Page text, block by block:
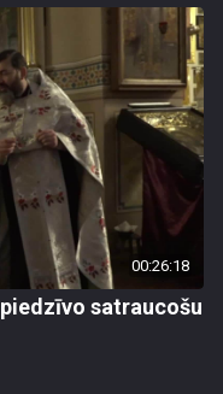
00:26:18
satraucošu